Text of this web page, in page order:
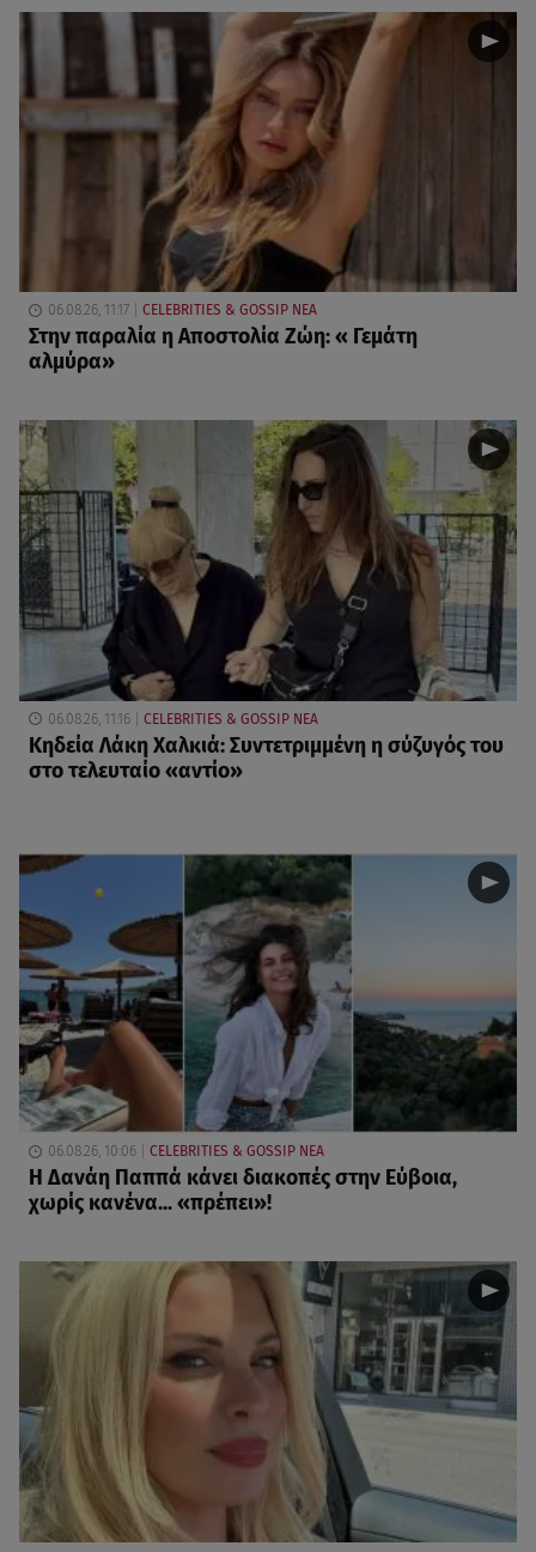
06.08.26, 11:17 CELEBRITIES & GOSSIP ΝΕΑ
Στην παραλία η Αποστολία Ζώη: « Γεμάτη
αλμύρα»
06.08.26, 11:16 CELEBRITIES & GOSSIP ΝΕΑ
Κηδεία Λάκη Χαλκιά: Συντετριμμένη η σύζυγός του
στο τελευταίο «αντίο»
06.08.26, 10:06 CELEBRITIES & GOSSIP ΝΕΑ
Η Δανάη Παππά κάνει διακοπές στην Εύβοια,
χωρίς κανένα... «πρέπει»!